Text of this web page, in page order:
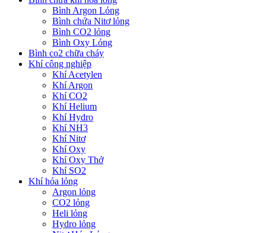
Bình Argon Lỏng
Bình chứa Nitơ lỏng
Bình CO2 lỏng
Bình Oxy Lỏng
Bình co2 chữa cháy
Khí công nghiệp
Khí Acetylen
Khí Argon
Khí CO2
Khí Helium
Khí Hydro
Khí NH3
Khí Nitơ
Khí Oxy
Khí Oxy Thở
Khí SO2
Khí hóa lỏng
Argon lỏng
CO2 lỏng
Heli lỏng
Hydro lỏng